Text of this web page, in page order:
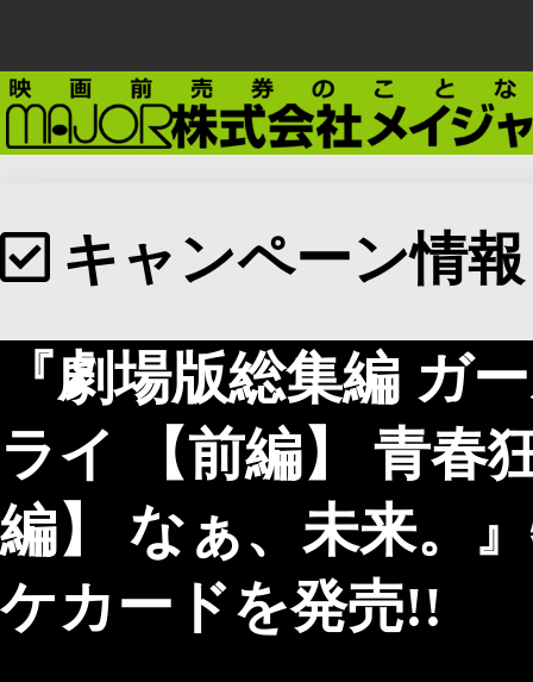
キャンペーン情報
『劇場版総集編 ガ
ライ 【前編】 青春
編】 なぁ、未来。
ケカードを発売!!